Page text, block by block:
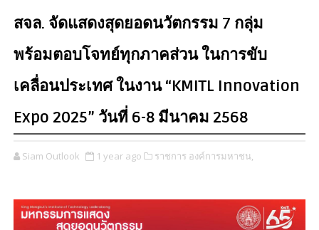
สจล. จัดแสดงสุดยอดนวัตกรรม 7 กลุ่ม
พร้อมตอบโจทย์ทุกภาคส่วน ในการขับ
เคลื่อนประเทศ ในงาน “KMITL Innovation
Expo 2025” วันที่ 6-8 มีนาคม 2568
Siam Outlook 1 year ago ราชการ องค์การมหาชน,